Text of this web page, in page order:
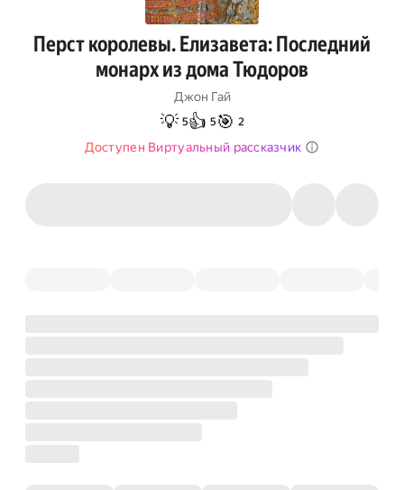
Перст королевы. Елизавета: Последний
монарх из дома Тюдоров
Джон Гай
💡 5👍 5 🎯 2
Доступен Виртуальный рассказчик